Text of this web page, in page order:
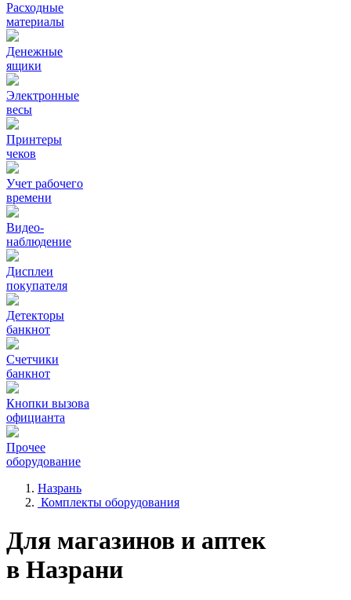
Расходные
материалы
Денежные
ящики
Электронные
весы
Принтеры
чеков
Учет рабочего
времени
Видео‑
наблюдение
Дисплеи
покупателя
Детекторы
банкнот
Счетчики
банкнот
Кнопки вызова
официанта
Прочее
оборудование
Назрань
Комплекты оборудования
Для магазинов и аптек
в Назрани